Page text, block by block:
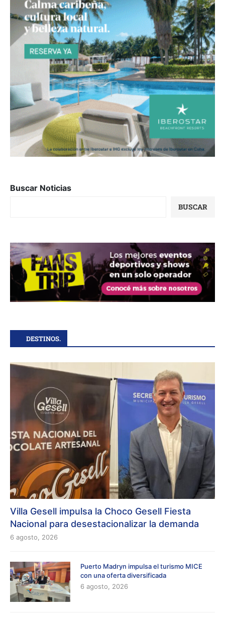
Buscar Noticias
BUSCAR
DESTINOS.
Villa Gesell impulsa la Choco Gesell Fiesta
Nacional para desestacionalizar la demanda
6 agosto, 2026
Puerto Madryn impulsa el turismo MICE
con una oferta diversificada
6 agosto, 2026